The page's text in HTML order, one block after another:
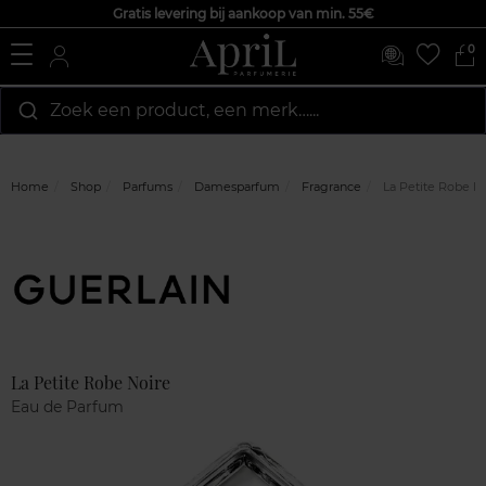
Gratis levering bij aankoop van min. 55€
0
Zoek een product, een merk…...
Home Shop Parfums Damesparfum Fragrance La Petite Robe
La Petite Robe Noire
Eau de Parfum